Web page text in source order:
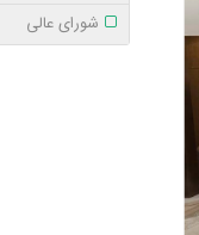
شورای عالی